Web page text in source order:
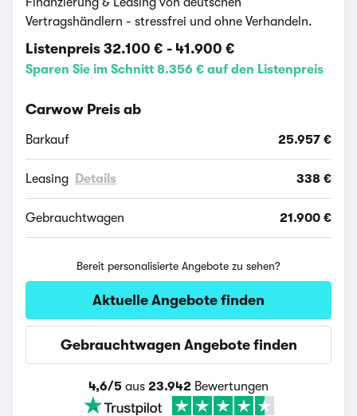
Vertragshändlern - stressfrei und ohne Verhandeln.
Listenpreis 32.100 € - 41.900 €
Sparen Sie im Schnitt 8.356 € auf den Listenpreis
Carwow Preis ab
Barkauf 25.957 €
Leasing Details 338 €
Gebrauchtwagen 21.900 €
Bereit personalisierte Angebote zu sehen?
Aktuelle Angebote finden
Gebrauchtwagen Angebote finden
4,6/5 aus 23.942 Bewertungen